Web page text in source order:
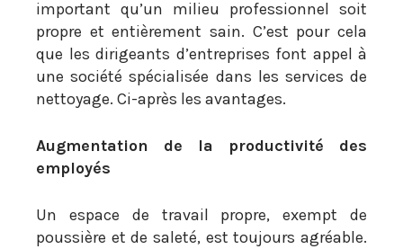
important qu’un milieu professionnel soit
propre et entièrement sain. C’est pour cela
que les dirigeants d’entreprises font appel à
une société spécialisée dans les services de
nettoyage. Ci-après les avantages.
Augmentation de la productivité des
employés
Un espace de travail propre, exempt de
poussière et de saleté, est toujours agréable.